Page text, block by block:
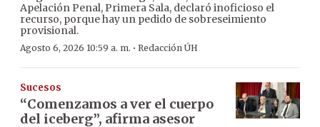
Apelación Penal, Primera Sala, declaró inoficioso el
recurso, porque hay un pedido de sobreseimiento
provisional.
Agosto 6, 2026 10:59 a. m. · Redacción ÚH
Sucesos
“Comenzamos a ver el cuerpo
del iceberg”, afirma asesor